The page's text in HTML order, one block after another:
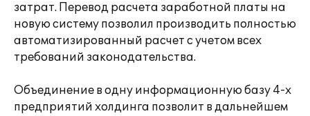
затрат. Перевод расчета заработной платы на
новую систему позволил производить полностью
автоматизированный расчет с учетом всех
требований законодательства.
Объединение в одну информационную базу 4-х
предприятий холдинга позволит в дальнейшем